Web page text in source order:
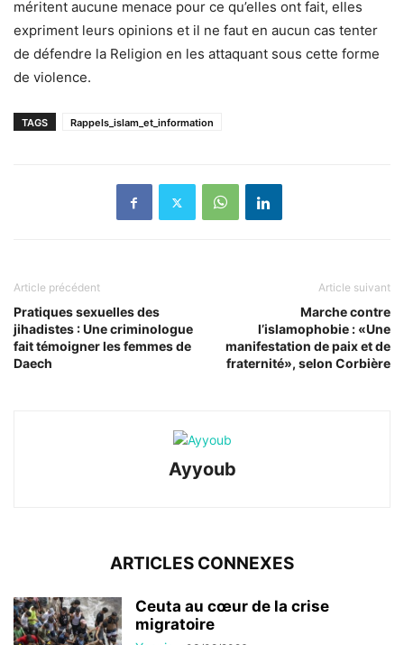
méritent aucune menace pour ce qu’elles ont fait, elles
expriment leurs opinions et il ne faut en aucun cas tenter
de défendre la Religion en les attaquant sous cette forme
de violence.
TAGS Rappels_islam_et_information
Article précédent
Pratiques sexuelles des
jihadistes : Une criminologue
fait témoigner les femmes de
Daech
Article suivant
Marche contre
l’islamophobie : «Une
manifestation de paix et de
fraternité», selon Corbière
Ayyoub
ARTICLES CONNEXES
Ceuta au cœur de la crise
migratoire